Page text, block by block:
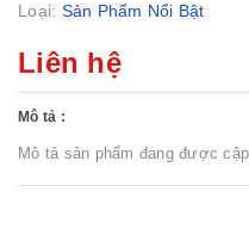
Loại: Sản Phẩm Nổi Bật
Liên hệ
Mô tả :
Mô tả sản phẩm đang được